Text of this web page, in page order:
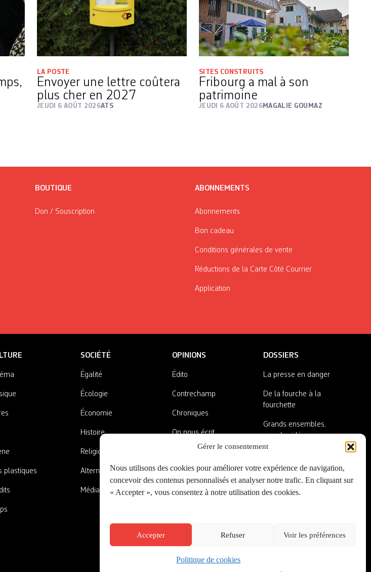
Gérer le consentement
Nous utilisons des cookies pour améliorer votre expérience de navigation,
concevoir des contenus personnalisés et analyser notre trafic. En cliquant sur
« Accepter », vous consentez à notre utilisation des cookies.
Accepter Refuser Voir les préférences
Politique de cookies
LA POSTE
Envoyer une lettre coûtera
plus cher en 2027
JEUDI 6 AOÛT 2026ATS
SITES CONSTRUITS
Fribourg a mal à son
patrimoine
JEUDI 6 AOÛT 2026MAGALIE GOUMAZ
BOUTIQUE
Don / Souscription
ABONNEMENTS
Abonnements
Bon cadeau
Conditions générales de vente
Réductions de la Carte Côté Courrier
Application
plastiques
SOCIÉTÉ
Égalité
Écologie
Économie
Histoire
Religions
Alternatives
Médias
OPINIONS
Édito
Contrechamp
Chroniques
On nous écrit
A côté de la plaque
DOSSIERS
La presse en danger
De la fourche à la
fourchette
Grands ensembles,
grandes idées
Créé par